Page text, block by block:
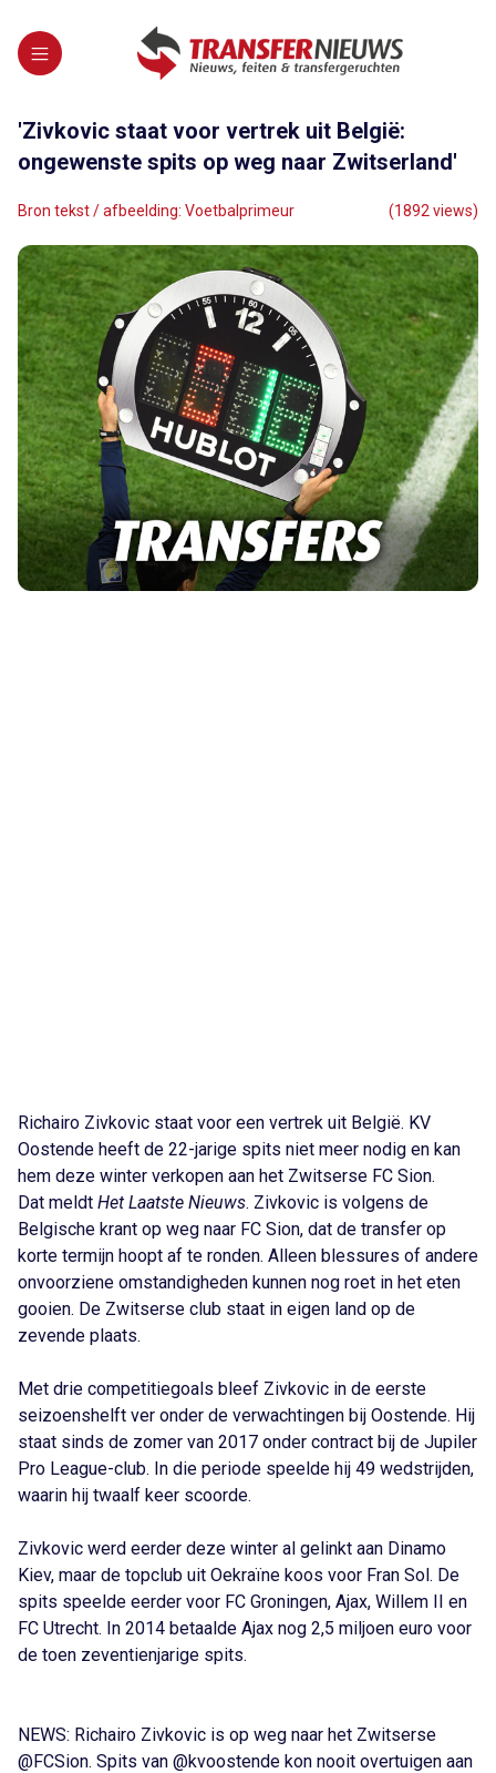
'Zivkovic staat voor vertrek uit België:
ongewenste spits op weg naar Zwitserland'
Bron tekst / afbeelding: Voetbalprimeur (1892 views)
Richairo Zivkovic staat voor een vertrek uit België. KV
Oostende heeft de 22-jarige spits niet meer nodig en kan
hem deze winter verkopen aan het Zwitserse FC Sion.
Dat meldt Het Laatste Nieuws. Zivkovic is volgens de
Belgische krant op weg naar FC Sion, dat de transfer op
korte termijn hoopt af te ronden. Alleen blessures of andere
onvoorziene omstandigheden kunnen nog roet in het eten
gooien. De Zwitserse club staat in eigen land op de
zevende plaats.
Met drie competitiegoals bleef Zivkovic in de eerste
seizoenshelft ver onder de verwachtingen bij Oostende. Hij
staat sinds de zomer van 2017 onder contract bij de Jupiler
Pro League-club. In die periode speelde hij 49 wedstrijden,
waarin hij twaalf keer scoorde.
Zivkovic werd eerder deze winter al gelinkt aan Dinamo
Kiev, maar de topclub uit Oekraïne koos voor Fran Sol. De
spits speelde eerder voor FC Groningen, Ajax, Willem II en
FC Utrecht. In 2014 betaalde Ajax nog 2,5 miljoen euro voor
de toen zeventienjarige spits.
NEWS: Richairo Zivkovic is op weg naar het Zwitserse
@FCSion. Spits van @kvoostende kon nooit overtuigen aan